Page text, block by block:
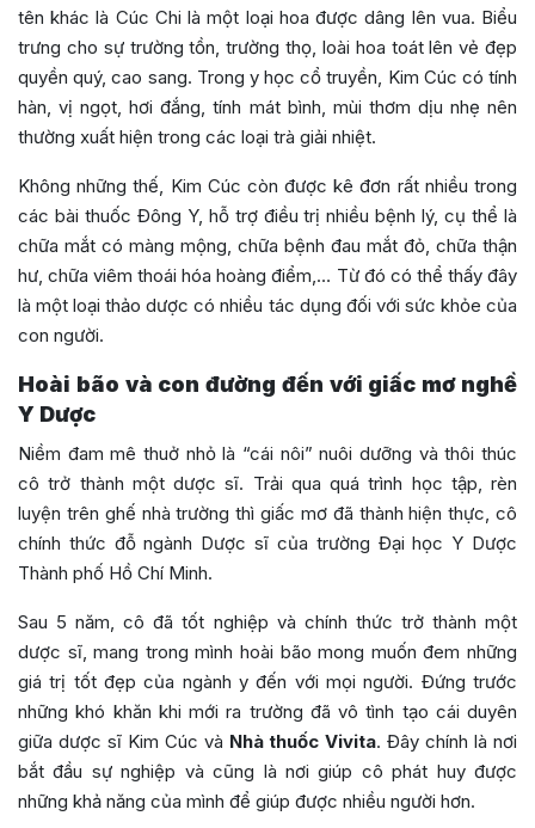
tên khác là Cúc Chi là một loại hoa được dâng lên vua. Biểu
trưng cho sự trường tồn, trường thọ, loài hoa toát lên vẻ đẹp
quyền quý, cao sang. Trong y học cổ truyền, Kim Cúc có tính
hàn, vị ngọt, hơi đắng, tính mát bình, mùi thơm dịu nhẹ nên
thường xuất hiện trong các loại trà giải nhiệt.
Không những thế, Kim Cúc còn được kê đơn rất nhiều trong
các bài thuốc Đông Y, hỗ trợ điều trị nhiều bệnh lý, cụ thể là
chữa mắt có màng mộng, chữa bệnh đau mắt đỏ, chữa thận
hư, chữa viêm thoái hóa hoàng điểm,… Từ đó có thể thấy đây
là một loại thảo dược có nhiều tác dụng đối với sức khỏe của
con người.
Hoài bão và con đường đến với giấc mơ nghề
Y Dược
Niềm đam mê thuở nhỏ là “cái nôi” nuôi dưỡng và thôi thúc
cô trở thành một dược sĩ. Trải qua quá trình học tập, rèn
luyện trên ghế nhà trường thì giấc mơ đã thành hiện thực, cô
chính thức đỗ ngành Dược sĩ của trường Đại học Y Dược
Thành phố Hồ Chí Minh.
Sau 5 năm, cô đã tốt nghiệp và chính thức trở thành một
dược sĩ, mang trong mình hoài bão mong muốn đem những
giá trị tốt đẹp của ngành y đến với mọi người. Đứng trước
những khó khăn khi mới ra trường đã vô tình tạo cái duyên
giữa dược sĩ Kim Cúc và Nhà thuốc Vivita. Đây chính là nơi
bắt đầu sự nghiệp và cũng là nơi giúp cô phát huy được
những khả năng của mình để giúp được nhiều người hơn.